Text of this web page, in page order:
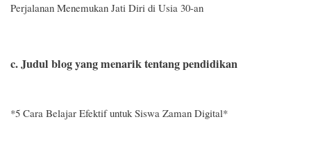
Perjalanan Menemukan Jati Diri di Usia 30-an
c. Judul blog yang menarik tentang pendidikan
*5 Cara Belajar Efektif untuk Siswa Zaman Digital*